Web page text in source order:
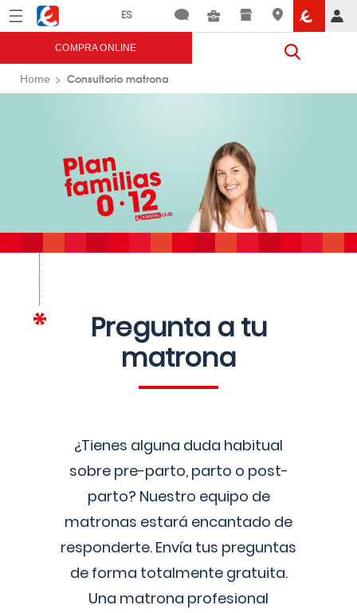
Menú Eroski
COMPRA ONLINE
Home Consultorio matrona
Pregunta a tu
matrona
¿Tienes alguna duda habitual
sobre pre-parto, parto o post-
parto? Nuestro equipo de
matronas estará encantado de
responderte. Envía tus preguntas
de forma totalmente gratuita.
Una matrona profesional